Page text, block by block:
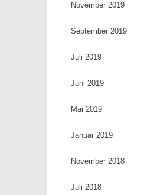
November 2019
September 2019
Juli 2019
Juni 2019
Mai 2019
Januar 2019
November 2018
Juli 2018